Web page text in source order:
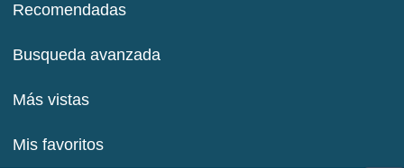
Recomendadas
Busqueda avanzada
Más vistas
Mis favoritos